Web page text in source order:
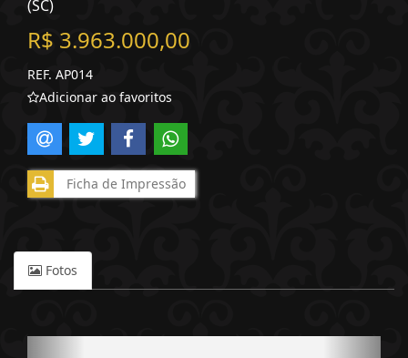
(SC)
R$ 3.963.000,00
REF. AP014
Adicionar ao favoritos
Ficha de Impressão
Fotos